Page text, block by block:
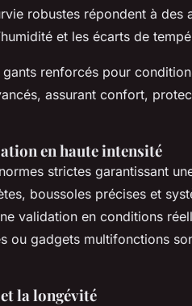
robustes répondent à des
et les écarts de
renforcés pour
assurant confort,
en haute intensité
strictes garantissant
boussoles précises et
validation en conditions
ou gadgets multifonctions
la longévité